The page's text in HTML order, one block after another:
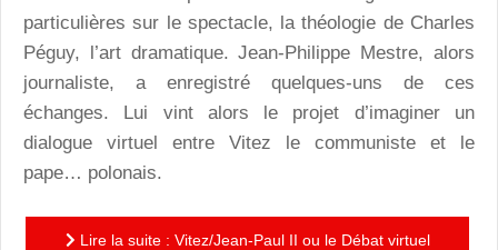
particulières sur le spectacle, la théologie de Charles
Péguy, l’art dramatique. Jean-Philippe Mestre, alors
journaliste, a enregistré quelques-uns de ces
échanges. Lui vint alors le projet d’imaginer un
dialogue virtuel entre Vitez le communiste et le
pape… polonais.
Lire la suite : Vitez/Jean-Paul II ou le Débat virtuel